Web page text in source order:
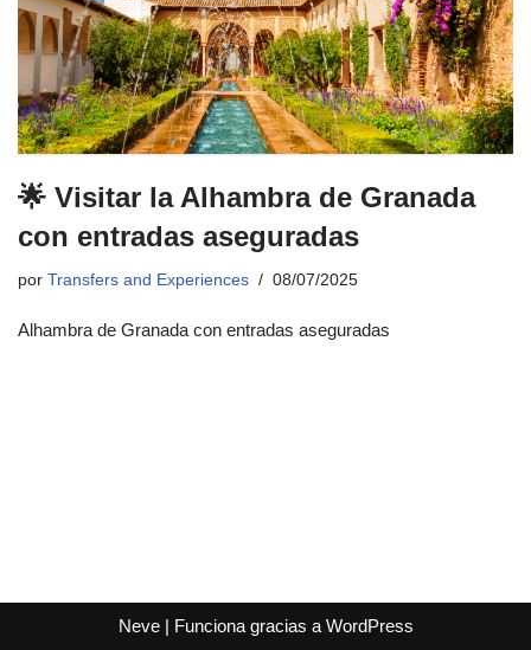
🌟 Visitar la Alhambra de Granada
con entradas aseguradas
por Transfers and Experiences 08/07/2025
Alhambra de Granada con entradas aseguradas
Neve| Funciona gracias a WordPress